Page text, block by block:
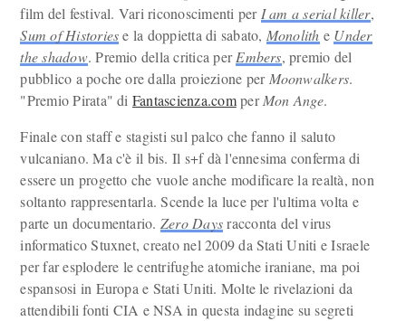
film del festival. Vari riconoscimenti per I am a serial killer,
Sum of Historiese la doppietta di sabato, Monolith e Under
the shadow. Premio della critica perEmbers, premio del
pubblico a poche ore dalla proiezione per Moonwalkers.
"Premio Pirata" di Fantascienza.comperMon Ange.
Finale con staff e stagisti sul palco che fanno il saluto
vulcaniano. Ma c'è il bis. Il s+f dà l'ennesima conferma di
essere un progetto che vuole anche modificare la realtà, non
soltanto rappresentarla. Scende la luce per l'ultima volta e
parte un documentario. Zero Daysracconta del virus
informatico Stuxnet, creato nel 2009 da Stati Uniti e Israele
per far esplodere le centrifughe atomiche iraniane, ma poi
espansosi in Europa e Stati Uniti. Molte le rivelazioni da
attendibili fonti CIA e NSA in questa indagine su segreti